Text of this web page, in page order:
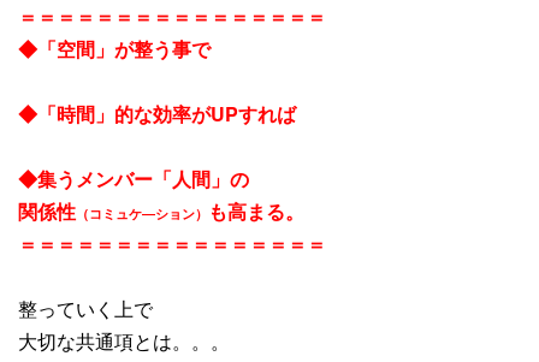
＝＝＝＝＝＝＝＝＝＝＝＝＝＝＝＝
◆「空間」が整う事で
◆「時間」的な効率がUPすれば
◆集うメンバー「人間」の
関係性 （コミュケ―ション） も高まる。
＝＝＝＝＝＝＝＝＝＝＝＝＝＝＝＝
整っていく上で
大切な共通項とは。。。